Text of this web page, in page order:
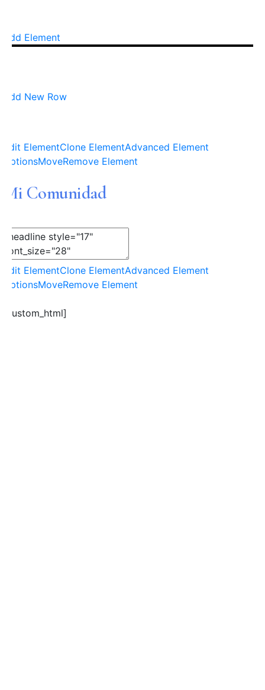
Add Element
Add New Row
Edit ElementClone ElementAdvanced Element
OptionsMoveRemove Element
Mi Comunidad
Edit ElementClone ElementAdvanced Element
OptionsMoveRemove Element
[custom_html]